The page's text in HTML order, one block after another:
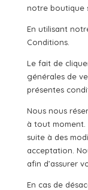
notre boutique
En utilisant
Conditions.
Le fait de
générales de
présentes
Nous nous
à tout moment.
suite à des
acceptation.
afin d’assurer
En cas de